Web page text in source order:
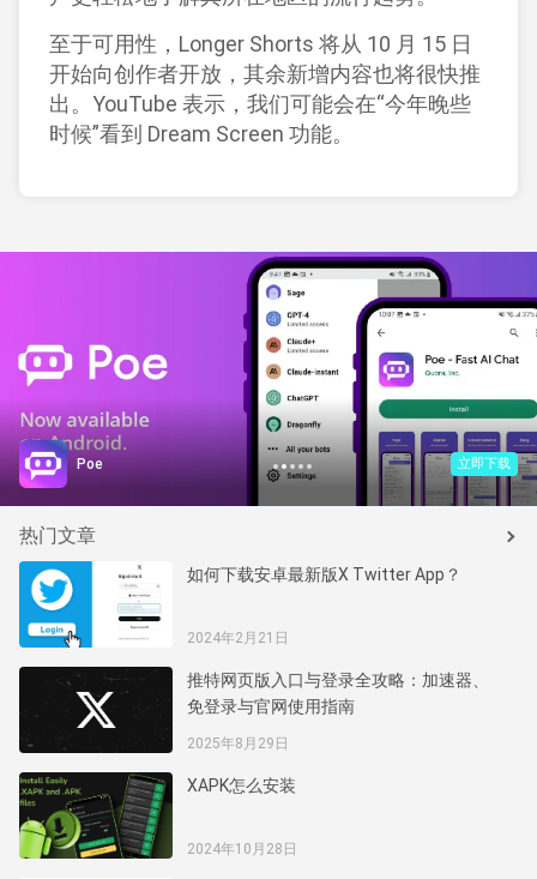
至于可用性，Longer Shorts 将从 10 月 15 日
开始向创作者开放，其余新增内容也将很快推
出。YouTube 表示，我们可能会在“今年晚些
时候”看到 Dream Screen 功能。
Poe 立即下载
12345
热门文章
如何下载安卓最新版X Twitter App？
2024年2月21日
推特网页版入口与登录全攻略：加速器、
免登录与官网使用指南
2025年8月29日
XAPK怎么安装
2024年10月28日